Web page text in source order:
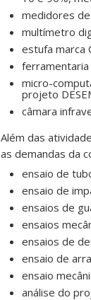
medidores
multímetro
estufa marca
ferramentaria
micro-
projeto
câmara
Além das
as demandas da
ensaio de
ensaio de
ensaios de
ensaios
ensaios de
ensaio de
ensaio
análise do